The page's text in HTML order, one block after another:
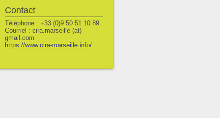
Contact
Téléphone : +33 (0)9 50 51 10 89
Courriel : cira.marseille (at)
gmail.com
https://www.cira-marseille.info/